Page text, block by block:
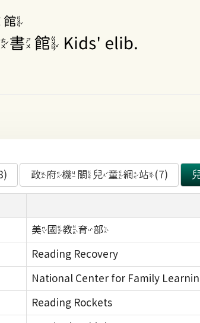
政府機關兒童網站(7)
美國教育部
Reading Recovery
National Center for Family
Reading Rockets